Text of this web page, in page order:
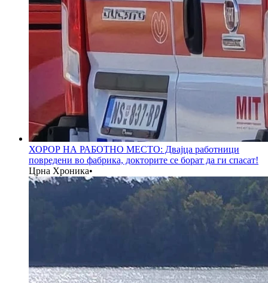
ХОРОР НА РАБОТНО МЕСТО: Двајца работници
повредени во фабрика, докторите се борат да ги спасат!
Црна Хроника•